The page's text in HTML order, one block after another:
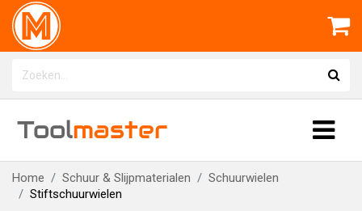
Toolmaster
Home Schuur & Slijpmaterialen
Schuurwielen
Stiftschuurwielen